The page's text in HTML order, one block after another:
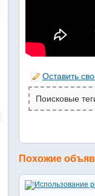
Оставить
Поисковые
Похожие